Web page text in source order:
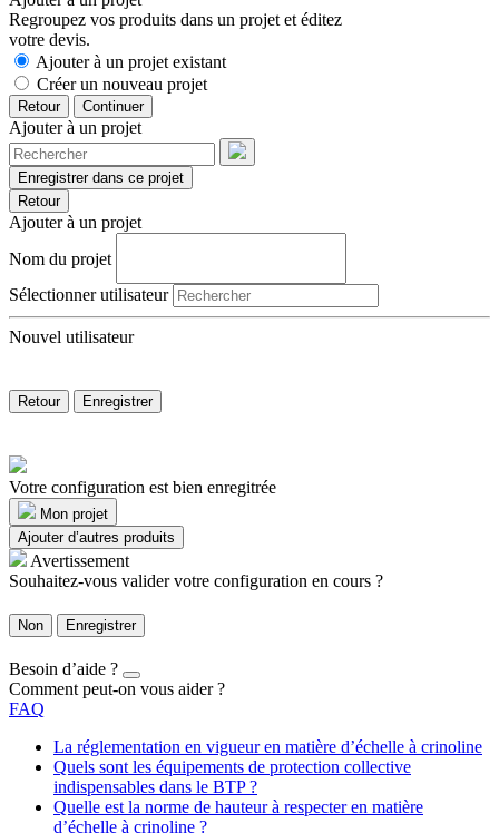
Regroupez vos produits dans un projet et éditez
votre devis.
Ajouter à un projet existant
Créer un nouveau projet
Retour Continuer
Ajouter à un projet
Enregistrer dans ce projet
Retour
Ajouter à un projet
Nom du projet
Sélectionner utilisateur
Nouvel utilisateur
Retour Enregistrer
Votre configuration est bien enregitrée
Mon projet
Ajouter d’autres produits
Avertissement
Souhaitez-vous valider votre configuration en cours ?
Non Enregistrer
Besoin d’aide ?
Comment peut-on vous aider ?
FAQ
La réglementation en vigueur en matière d’échelle à crinoline
Quels sont les équipements de protection collective
indispensables dans le BTP ?
Quelle est la norme de hauteur à respecter en matière
d’échelle à crinoline ?